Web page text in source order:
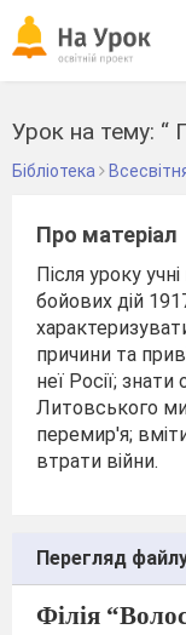
Урок на тему: “
Бібліотека
Про матеріал
Після уроку
бойових дій
причини та
неї Росії;
Литовського
перемир'я;
втрати війни.
Перегляд
Філія